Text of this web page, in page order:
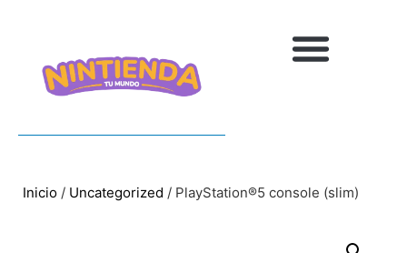
Inicio / Uncategorized / PlayStation®5 console (slim)